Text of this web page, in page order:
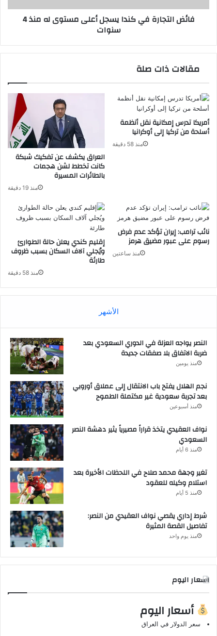
منذ
فائض التجارة في كندا يسجل أعلى مستوى له منذ 4
سنوات
مقالات ذات صلة
العراق يكشف عن تفكيك شبكة
كانت تخطط لشن هجمات
بالطائرات المسيرة
منذ 19 دقيقة
أمريكا تدرس إمكانية نقل أنظمة
أسلحة من تركيا إلى أوكرانيا
منذ 58 دقيقة
إقليم كندي يعلن حالة الطوارئ
ويُجلي آلاف السكان بسبب ظروف
طارئة
منذ 58 دقيقة
نائب ترامب: إيران تؤكد عدم فرض
رسوم على عبور مضيق هرمز
منذ ساعتين
الأشهر
النصر يواجه العزلة في الدوري السعودي بعد
ضربة الاتفاق بلا صفقات جديدة
منذ يومين
نجم الهلال يفتح باب الانتقال إلى عملاق أوروبي
بعد تجربة سعودية غير مكتملة الطموح
منذ أسبوعين
نواف العقيدي يتخذ قراراً مصيرياً يثير دهشة النصر
السعودي
منذ 6 أيام
تغير وجهة محمد صلاح في اللحظات الأخيرة بعد
استلام وكيله للعقود
منذ 5 أيام
شرط إداري يقصي نواف العقيدي من النصر:
تفاصيل القصة المثيرة
منذ يوم واحد
اسعار اليوم
أسعار اليوم
سعر الدولار في العراق